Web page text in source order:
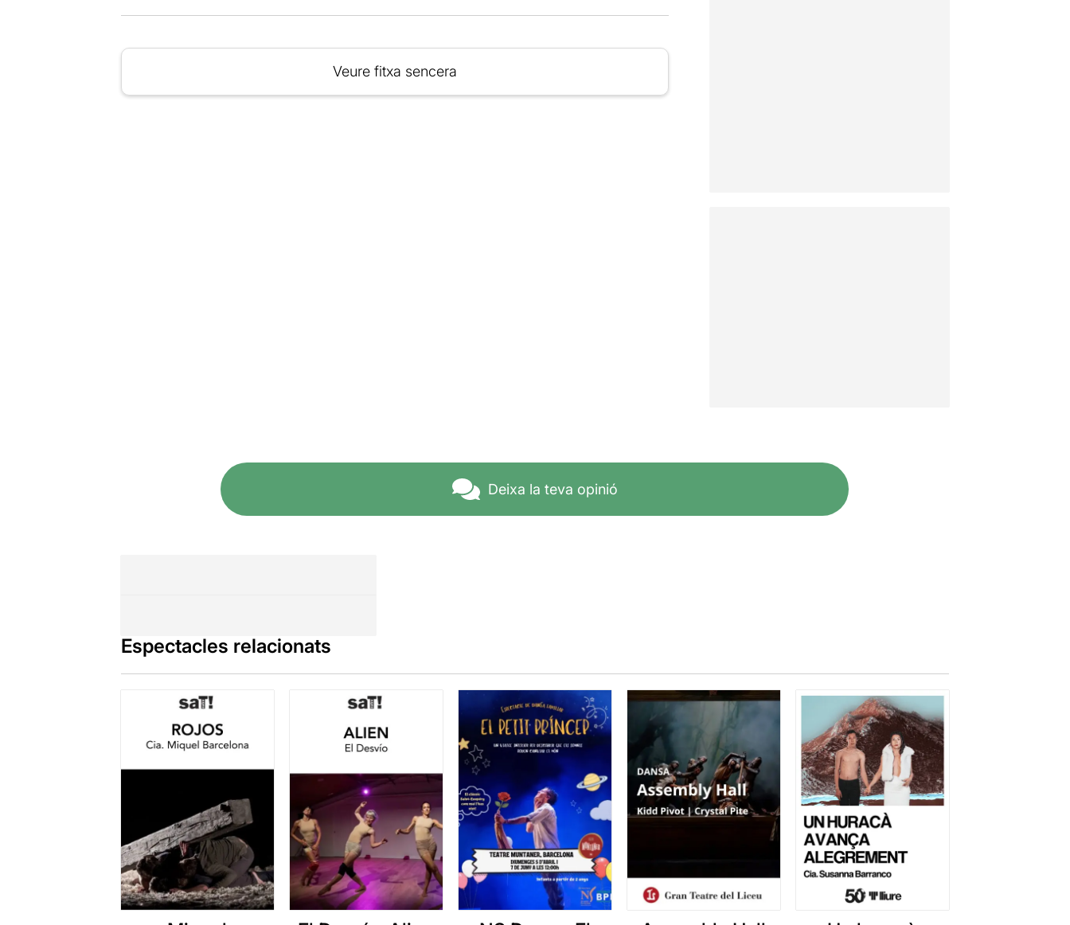
Veure fitxa sencera
Deixa la teva opinió
Espectacles relacionats